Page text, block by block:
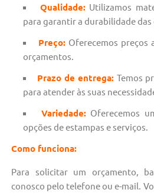
Qualidade:Utilizamos
para garantir a durabilidade das
Preço:Oferecemos preços
orçamentos.
Prazo de entrega: Temos
para atender às suas
Variedade: Oferecemos
opções de estampas e serviços.
Como funciona:
Para solicitar um orçamento,
conosco pelo telefone ou e-mail.